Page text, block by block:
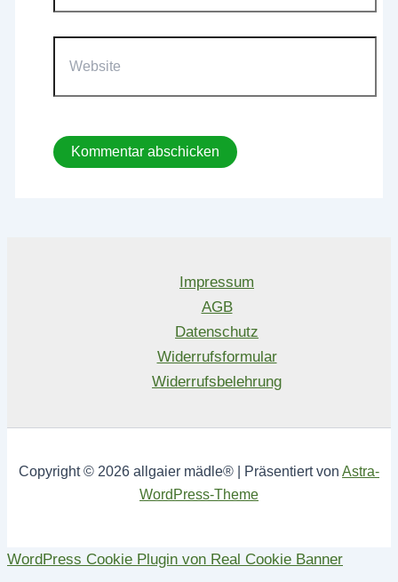
Impressum
AGB
Datenschutz
Widerrufsformular
Widerrufsbelehrung
Copyright © 2026 allgaier mädle® | Präsentiert von Astra-
WordPress-Theme
WordPress Cookie Plugin von Real Cookie Banner